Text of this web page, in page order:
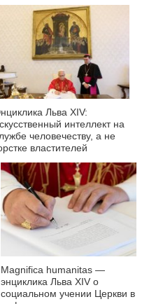
Льва XIV:
интеллект на
человечеству, а не
властителей
Magnifica humanitas —
энциклика Льва XIV о
социальном учении Церкви в